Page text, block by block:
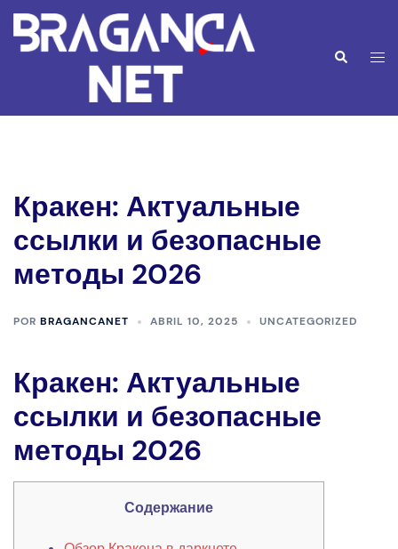
Saltar
para
Pesquisar
Кракен: Актуальные
ссылки и безопасные
методы 2026
POR BRAGANCANET ABRIL 10, 2025 UNCATEGORIZED
Кракен: Актуальные
ссылки и безопасные
методы 2026
Содержание